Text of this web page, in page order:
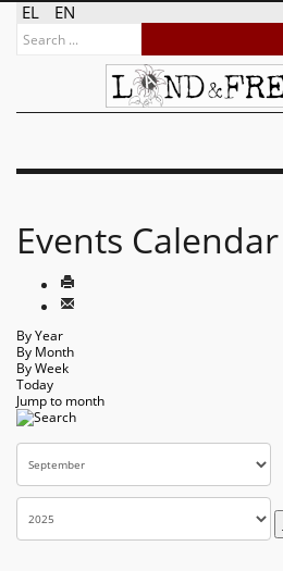
EL EN
Events Calendar
By Year
By Month
By Week
Today
Jump to month